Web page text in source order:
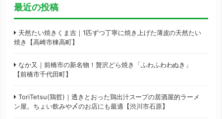
最近の投稿
天然たい焼きくま吉｜1匹ずつ丁寧に焼き上げた薄皮の天然たい
焼き【高崎市棟高町】
なか又｜前橋市の新名物！贅沢どら焼き「ふわふわわぬき」
【前橋市千代田町】
ToriTetsu(鶏哲)｜透きとおった鶏出汁スープの居酒屋的ラーメ
ン屋。ちょい飲みや〆のお店にも最適【渋川市石原】